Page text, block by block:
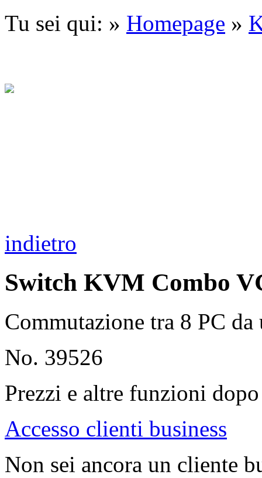
Tu sei qui: » Homepage »
indietro
Switch KVM Combo
Commutazione tra 8 PC
No. 39526
Prezzi e altre funzioni
Accesso clienti business
Non sei ancora un cliente